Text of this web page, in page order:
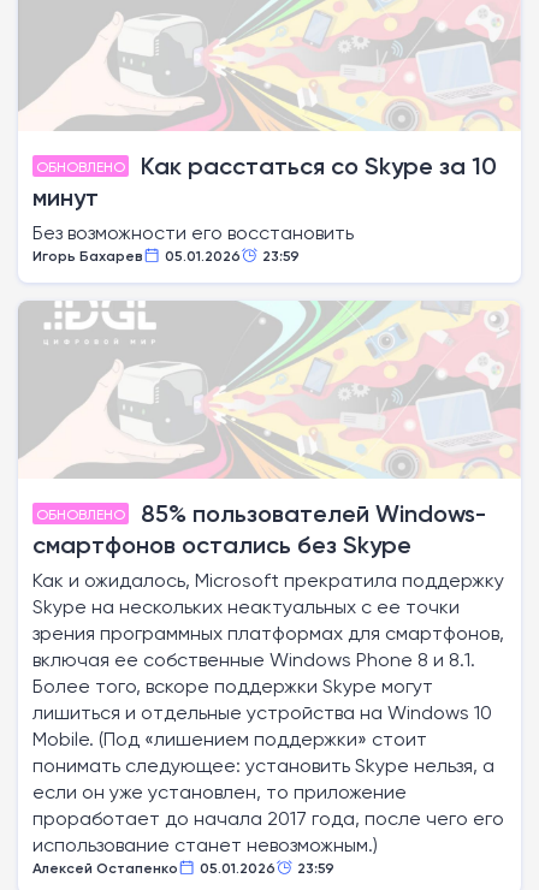
ОБНОВЛЕНО
Как расстаться со Skype за 10
минут
Без возможности его восстановить
Игорь Бахарев 05.01.2026 23:59
ОБНОВЛЕНО
85% пользователей Windows-
смартфонов остались без Skype
Как и ожидалось, Microsoft прекратила поддержку
Skype на нескольких неактуальных с ее точки
зрения программных платформах для смартфонов,
включая ее собственные Windows Phone 8 и 8.1.
Более того, вскоре поддержки Skype могут
лишиться и отдельные устройства на Windows 10
Mobile. (Под «лишением поддержки» стоит
понимать следующее: установить Skype нельзя, а
если он уже установлен, то приложение
проработает до начала 2017 года, после чего его
использование станет невозможным.)
Алексей Остапенко 05.01.2026 23:59